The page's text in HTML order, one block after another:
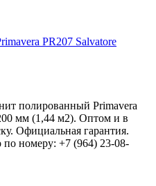
PR207 Salvatore
полированный Primavera
мм (1,44 м2). Оптом и в
Официальная гарантия.
по номеру: +7 (964) 23-08-